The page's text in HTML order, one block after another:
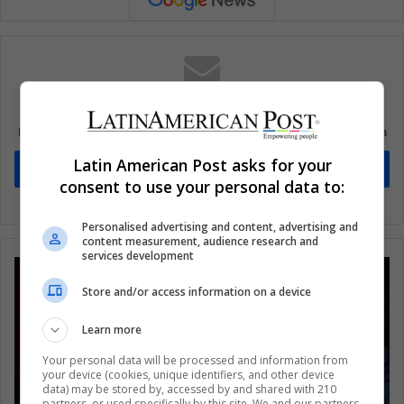
Suscríbete a nuestra lista de correos
Mantente informado sobre lo que está pasando en Latinoamérica
Suscríbete
Latin American Post asks for your
consent to use your personal data to:
Personalised advertising and content, advertising and
content measurement, audience research and
services development
Store and/or access information on a device
Learn more
Your personal data will be processed and information from
your device (cookies, unique identifiers, and other device
data) may be stored by, accessed by and shared with 210